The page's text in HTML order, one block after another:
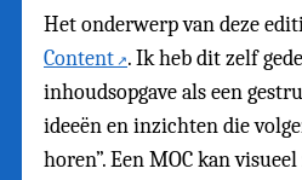
Het onderwerp van deze
Content . Ik heb dit zelf
inhoudsopgave als een
ideeën en inzichten die
horen”. Een MOC kan